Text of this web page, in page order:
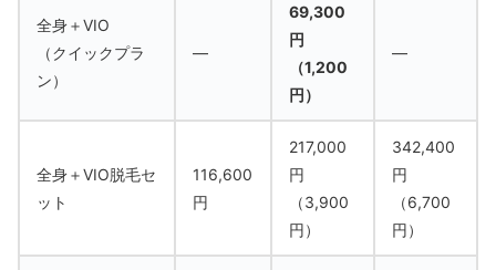
全身＋VIO
（クイックプラ
ン）
―
69,300
円
（1,200
円）
―
全身＋VIO脱毛セ
ット
116,600
円
217,000
円
（3,900
円）
342,400
円
（6,700
円）